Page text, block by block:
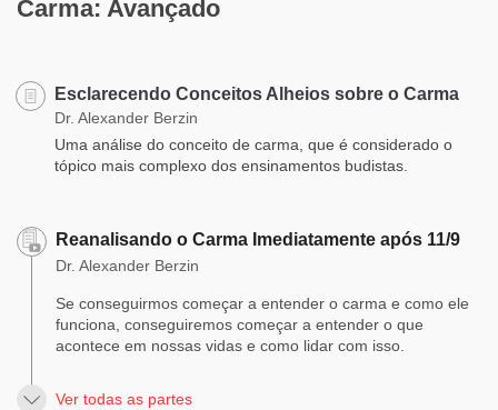
Carma: Avançado
Esclarecendo Conceitos Alheios sobre o Carma
Dr. Alexander Berzin
Uma análise do conceito de carma, que é considerado o
tópico mais complexo dos ensinamentos budistas.
Reanalisando o Carma Imediatamente após 11/9
Dr. Alexander Berzin
Se conseguirmos começar a entender o carma e como ele
funciona, conseguiremos começar a entender o que
acontece em nossas vidas e como lidar com isso.
Ver todas as partes